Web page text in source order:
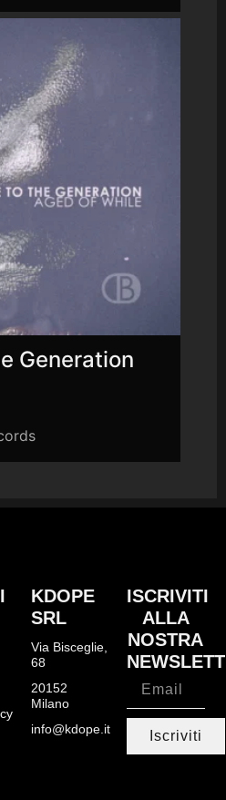
Generation
KDOPE
SRL
Via Bisceglie,
68
20152
Milano
info@kdope.it
ISCRIVITI
ALLA
NOSTRA
Iscriviti